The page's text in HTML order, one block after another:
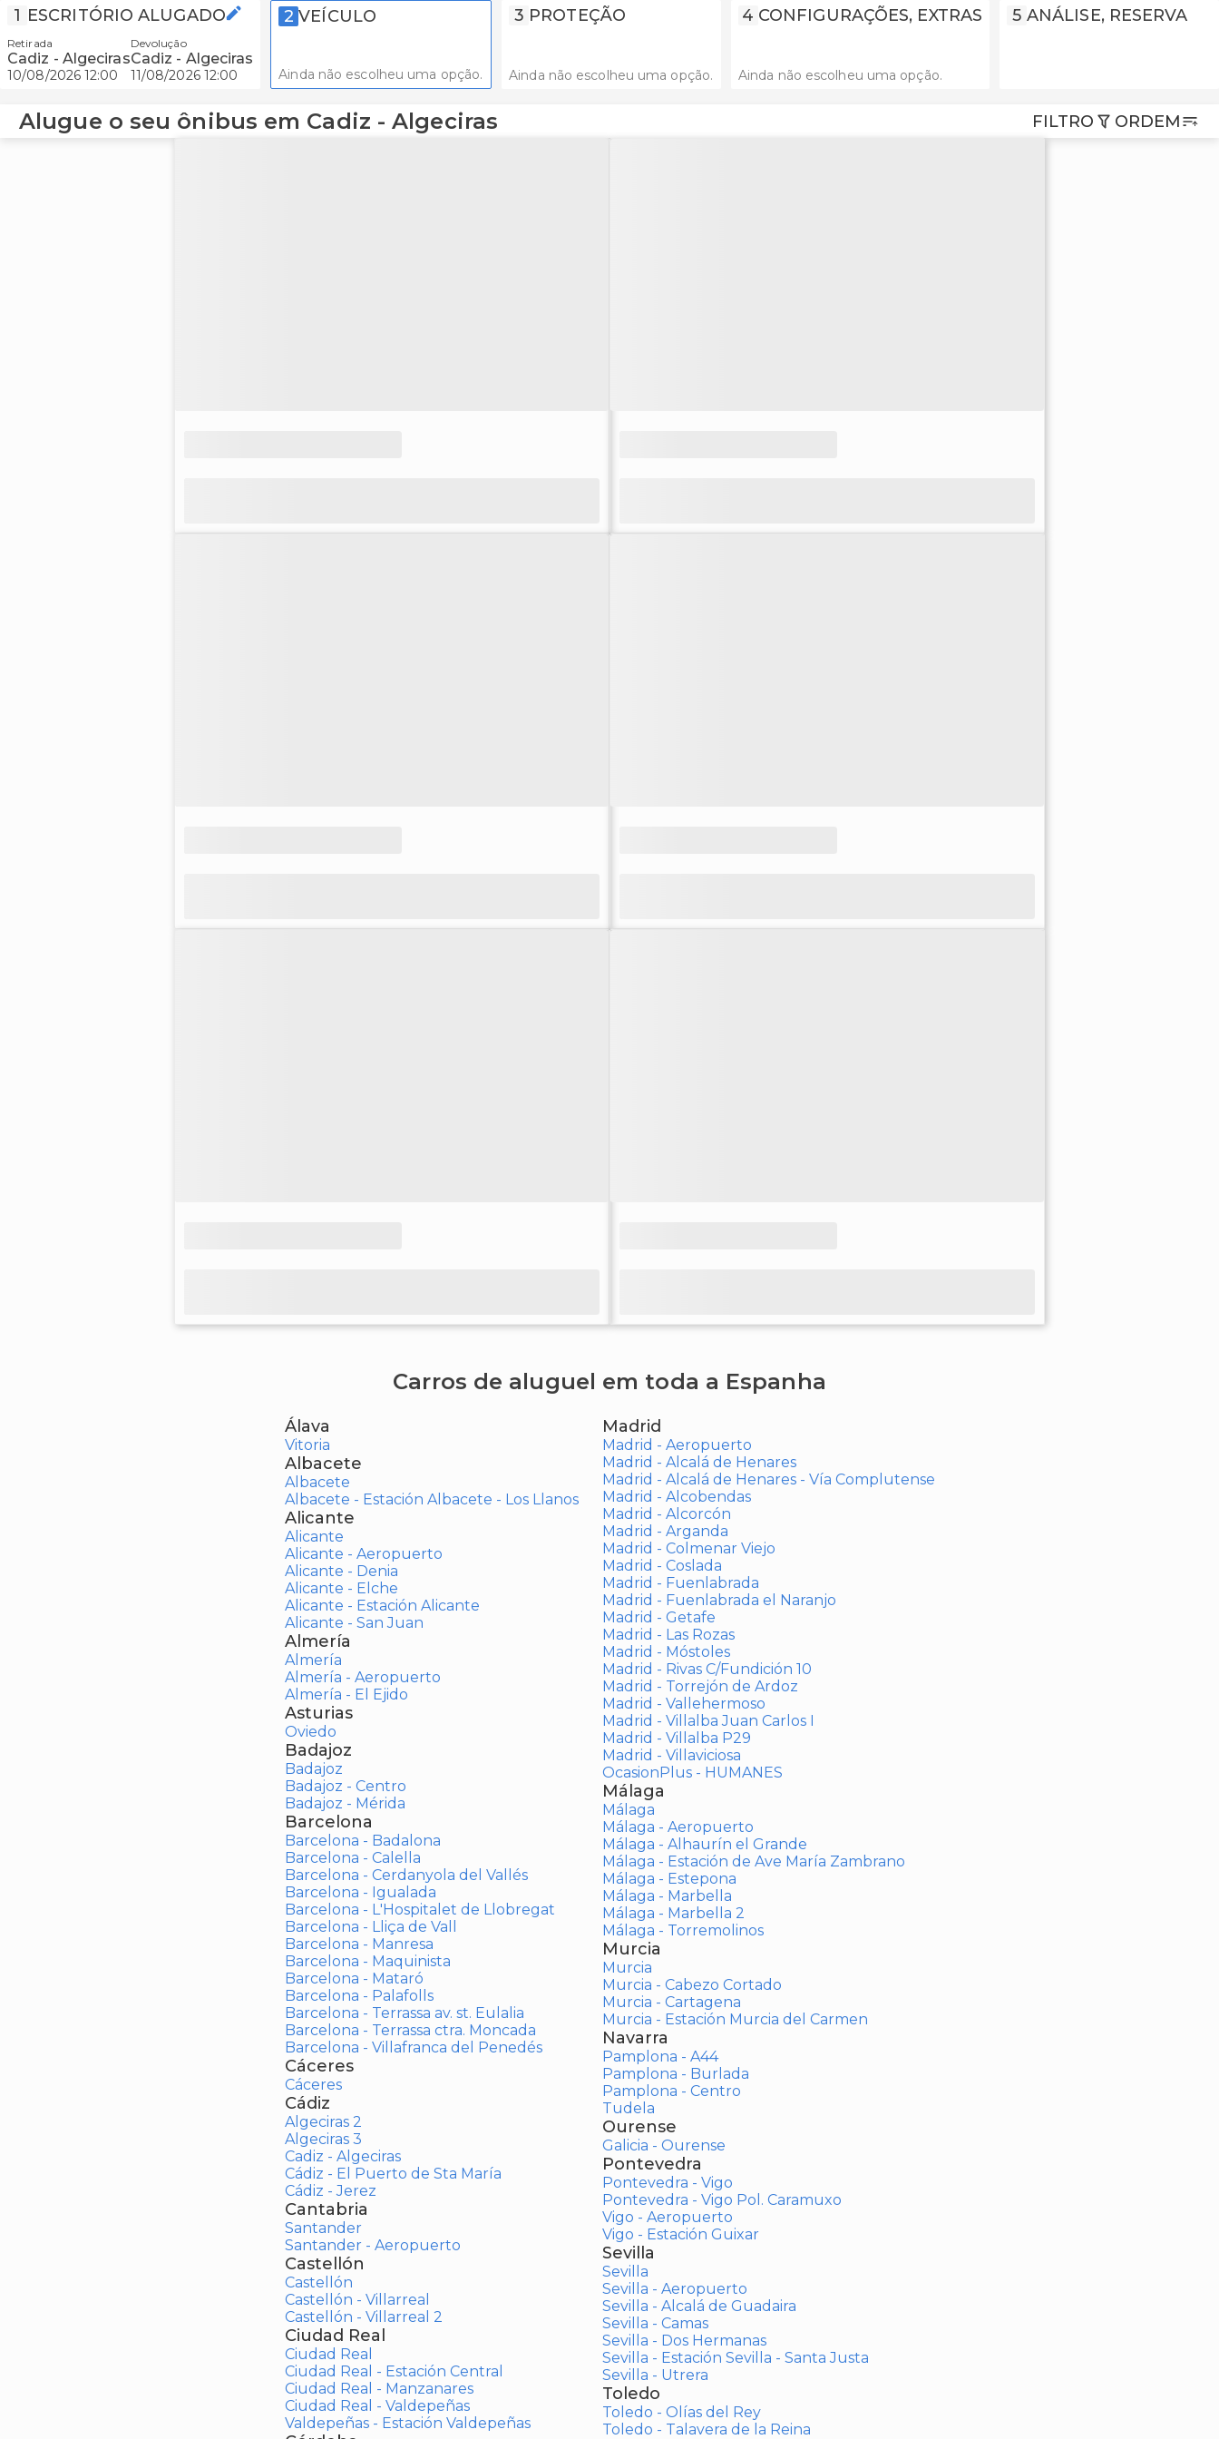
1 ESCRITÓRIO ALUGADO
Retirada
Cadiz - Algeciras
10/08/2026 12:00
Devolução
Cadiz - Algeciras
11/08/2026 12:00
2 VEÍCULO
Ainda não escolheu uma opção.
3 PROTEÇÃO
Ainda não escolheu uma opção.
4 CONFIGURAÇÕES, EXTRAS
Ainda não escolheu uma opção.
5 ANÁLISE, RESERVA
Alugue o seu ônibus em Cadiz - Algeciras FILTRO ORDEM
Carros de aluguel em toda a Espanha
Álava
Vitoria
Albacete
Albacete
Albacete - Estación Albacete - Los Llanos
Alicante
Alicante
Alicante - Aeropuerto
Alicante - Denia
Alicante - Elche
Alicante - Estación Alicante
Alicante - San Juan
Almería
Almería
Almería - Aeropuerto
Almería - El Ejido
Asturias
Oviedo
Badajoz
Badajoz
Badajoz - Centro
Badajoz - Mérida
Barcelona
Barcelona - Badalona
Barcelona - Calella
Barcelona - Cerdanyola del Vallés
Barcelona - Igualada
Barcelona - L'Hospitalet de Llobregat
Barcelona - Lliça de Vall
Barcelona - Manresa
Barcelona - Maquinista
Barcelona - Mataró
Barcelona - Palafolls
Barcelona - Terrassa av. st. Eulalia
Barcelona - Terrassa ctra. Moncada
Barcelona - Villafranca del Penedés
Cáceres
Cáceres
Cádiz
Algeciras 2
Algeciras 3
Cadiz - Algeciras
Cádiz - El Puerto de Sta María
Cádiz - Jerez
Cantabria
Santander
Santander - Aeropuerto
Castellón
Castellón
Castellón - Villarreal
Castellón - Villarreal 2
Ciudad Real
Ciudad Real
Ciudad Real - Estación Central
Ciudad Real - Manzanares
Ciudad Real - Valdepeñas
Valdepeñas - Estación Valdepeñas
Madrid
Madrid - Aeropuerto
Madrid - Alcalá de Henares
Madrid - Alcalá de Henares - Vía Complutense
Madrid - Alcobendas
Madrid - Alcorcón
Madrid - Arganda
Madrid - Colmenar Viejo
Madrid - Coslada
Madrid - Fuenlabrada
Madrid - Fuenlabrada el Naranjo
Madrid - Getafe
Madrid - Las Rozas
Madrid - Móstoles
Madrid - Rivas C/Fundición 10
Madrid - Torrejón de Ardoz
Madrid - Vallehermoso
Madrid - Villalba Juan Carlos I
Madrid - Villalba P29
Madrid - Villaviciosa
OcasionPlus - HUMANES
Málaga
Málaga
Málaga - Aeropuerto
Málaga - Alhaurín el Grande
Málaga - Estación de Ave María Zambrano
Málaga - Estepona
Málaga - Marbella
Málaga - Marbella 2
Málaga - Torremolinos
Murcia
Murcia
Murcia - Cabezo Cortado
Murcia - Cartagena
Murcia - Estación Murcia del Carmen
Navarra
Pamplona - A44
Pamplona - Burlada
Pamplona - Centro
Tudela
Ourense
Galicia - Ourense
Pontevedra
Pontevedra - Vigo
Pontevedra - Vigo Pol. Caramuxo
Vigo - Aeropuerto
Vigo - Estación Guixar
Sevilla
Sevilla
Sevilla - Aeropuerto
Sevilla - Alcalá de Guadaira
Sevilla - Camas
Sevilla - Dos Hermanas
Sevilla - Estación Sevilla - Santa Justa
Sevilla - Utrera
Toledo
Toledo - Olías del Rey
Toledo - Talavera de la Reina